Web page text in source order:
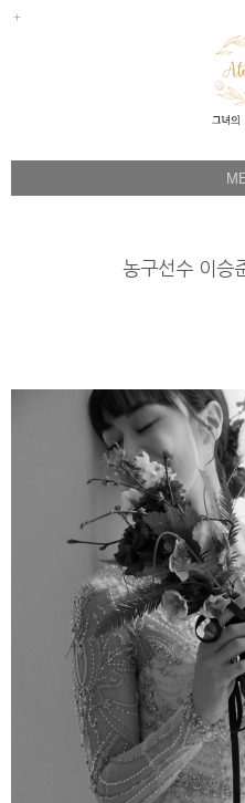
Instagram
1:1 Kakao
농구선수 이승